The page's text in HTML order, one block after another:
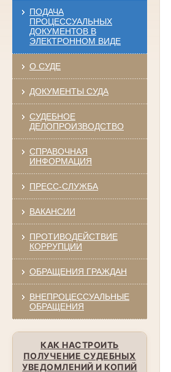
ПОДАЧА
ПРОЦЕССУАЛЬНЫХ
ДОКУМЕНТОВ В
ЭЛЕКТРОННОМ ВИДЕ
О СУДЕ
ДОКУМЕНТЫ СУДА
СУДЕБНОЕ
ДЕЛОПРОИЗВОДСТВО
СПРАВОЧНАЯ
ИНФОРМАЦИЯ
ПРЕСС-СЛУЖБА
ВАКАНСИИ
ПРОТИВОДЕЙСТВИЕ
КОРРУПЦИИ
ОБРАЩЕНИЯ ГРАЖДАН
ВНЕПРОЦЕССУАЛЬНЫЕ
ОБРАЩЕНИЯ
КАК НАСТРОИТЬ
ПОЛУЧЕНИЕ СУДЕБНЫХ
УВЕДОМЛЕНИЙ И КОПИЙ